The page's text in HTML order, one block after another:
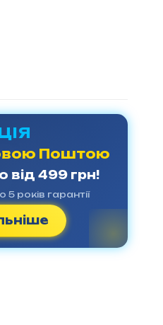
Поштою
від 499 грн!
років гарантії